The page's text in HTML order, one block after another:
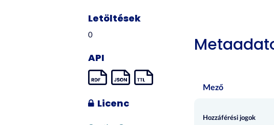
Letöltések
0
API
Licenc
Mező
Hozzáférési jogok